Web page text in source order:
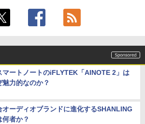
マートノートのiFLYTEK「AINOTE 2」は
魅力的なのか？
オーディオブランドに進化するSHANLING
何者か？